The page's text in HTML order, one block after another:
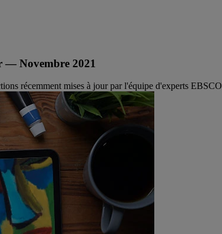
— Novembre 2021
récemment mises à jour par l'équipe d'experts